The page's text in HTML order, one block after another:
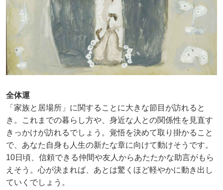
全体運
「家族と居場所」に関することに大きな節目が訪れると
き。これまでの暮らし方や、身近な人との関係性を見直す
きっかけが訪れるでしょう。覚悟を決めて取り掛かること
で、あなた自身も人生の新たな章に向けて動けそうです。
10日頃、信頼できる仲間や友人からあたたかな助言がもら
えそう。心が決まれば、あとは驚くほど軽やかに動き出し
ていくでしょう。